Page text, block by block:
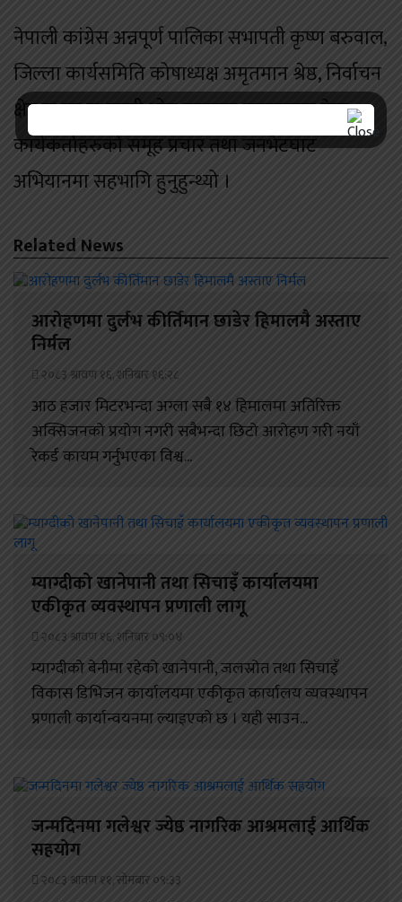
नेपाली कांग्रेस अन्नपूर्ण पालिका सभापती कृष्ण बरुवाल,
जिल्ला कार्यसमिति कोषाध्यक्ष अमृतमान श्रेष्ठ, निर्वाचन
क्षेत्र क का सभापती ओम छन्त्याल लगाएतका नेता
कार्यकर्ताहरुको समूह प्रचार तथा जनभेटघाट
अभियानमा सहभागि हुनुहुन्थ्यो ।
Related News
आरोहणमा दुर्लभ कीर्तिमान छाडेर हिमालमै अस्ताए
निर्मल
२०८३ श्रावण १६, शनिबार १६:२८
आठ हजार मिटरभन्दा अग्ला सबै १४ हिमालमा अतिरिक्त
अक्सिजनको प्रयोग नगरी सबैभन्दा छिटो आरोहण गरी नयाँ
रेकर्ड कायम गर्नुभएका विश्व...
म्याग्दीको खानेपानी तथा सिचाइँ कार्यालयमा
एकीकृत व्यवस्थापन प्रणाली लागू
२०८३ श्रावण १६, शनिबार ०९:०४
म्याग्दीको बेनीमा रहेको खानेपानी, जलस्रोत तथा सिचाइँ
विकास डिभिजन कार्यालयमा एकीकृत कार्यालय व्यवस्थापन
प्रणाली कार्यान्वयनमा ल्याइएको छ । यही साउन...
जन्मदिनमा गलेश्वर ज्येष्ठ नागरिक आश्रमलाई आर्थिक
सहयोग
२०८३ श्रावण ११, सोमबार ०९:३३